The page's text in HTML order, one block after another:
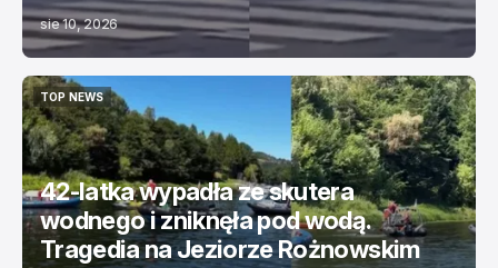
sie 10, 2026
TOP NEWS
TOP NEWS
42-latka wypadła ze skutera
wodnego i zniknęła pod wodą.
Tragedia na Jeziorze Rożnowskim